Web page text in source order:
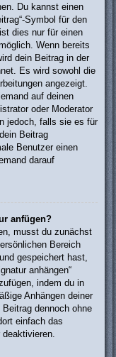
Du kannst einen
Symbol für den
dies nur für einen
Wenn bereits
dein Beitrag in der
Es wird sowohl die
angezeigt.
auf deinen
oder Moderator
jedoch, falls sie es für
Beitrag
Benutzer einen
darauf
anfügen?
musst du zunächst
Bereich
gespeichert hast,
anhängen“
indem du in
Anhängen deiner
dennoch ohne
einfach das
deaktivieren.